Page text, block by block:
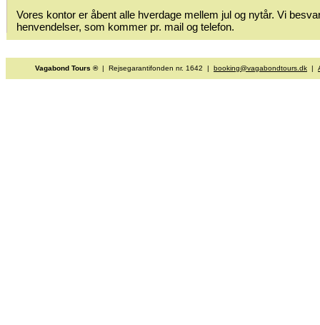
Vores kontor er åbent alle hverdage mellem jul og nytår. Vi
henvendelser, som kommer pr. mail og telefon.
Vagabond Tours ®| Rejsegarantifonden nr. 1642 | booking@vagabondtours.dk |